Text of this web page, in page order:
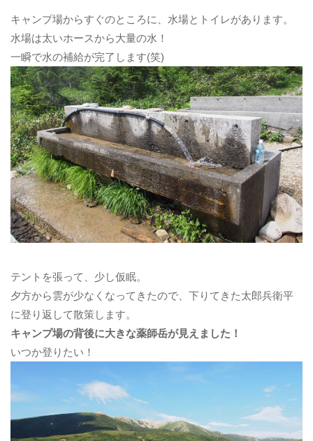
キャンプ場からすぐのところに、水場とトイレがあります。
水場は太いホースから大量の水！
一瞬で水の補給が完了します(笑)
テントを張って、少し仮眠。
夕方から雲が少なくなってきたので、下りてきた太郎兵衛平
に登り返して散策します。
キャンプ場の背後に大きな薬師岳が見えました！
いつか登りたい！